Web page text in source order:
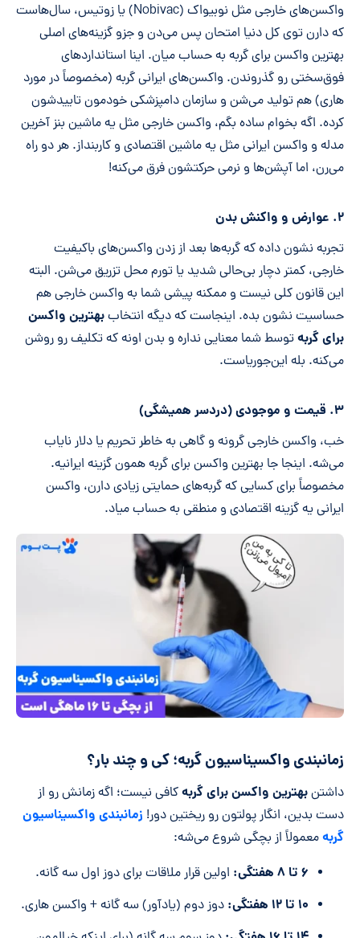
واکسن‌های خارجی مثل نوبیواک (Nobivac) یا زوتیس، سال‌هاست
که دارن توی کل دنیا امتحان پس می‌دن و جزو گزینه‌های اصلی
بهترین واکسن برای گربه به حساب میان. اینا استانداردهای
فوق‌سختی رو گذروندن. واکسن‌های ایرانی گربه (مخصوصاً در مورد
هاری) هم تولید می‌شن و سازمان دامپزشکی خودمون تاییدشون
کرده. اگه بخوام ساده بگم، واکسن خارجی مثل یه ماشین بنز آخرین
مدله و واکسن ایرانی مثل یه ماشین اقتصادی و کاربنداز. هر دو راه
می‌رن، اما آپشن‌ها و نرمی حرکتشون فرق می‌کنه!
۲. عوارض و واکنش بدن
تجربه نشون داده که گربه‌ها بعد از زدن واکسن‌های باکیفیت
خارجی، کمتر دچار بی‌حالی شدید یا تورم محل تزریق می‌شن. البته
این قانون کلی نیست و ممکنه پیشی شما به واکسن خارجی هم
حساسیت نشون بده. اینجاست که دیگه انتخاببهترین واکسن
برای گربهتوسط شما معنایی نداره و بدن اونه که تکلیف رو روشن
می‌کنه. بله این‌جوریاست.
۳. قیمت و موجودی (دردسر همیشگی)
خب، واکسن خارجی گرونه و گاهی به خاطر تحریم یا دلار نایاب
می‌شه. اینجا جا بهترین واکسن برای گربه همون گزینه ایرانیه.
مخصوصاً برای کسایی که گربه‌های حمایتی زیادی دارن، واکسن
ایرانی یه گزینه اقتصادی و منطقی به حساب میاد.
زمانبندی واکسیناسیون گربه؛ کی و چند بار؟
داشتنبهترین واکسن برای گربهکافی نیست؛ اگه زمانش رو از
دست بدین، انگار پولتون رو ریختین دور! زمانبندی واکسیناسیون
گربهمعمولاً از بچگی شروع می‌شه:
۶ تا ۸ هفتگی: اولین قرار ملاقات برای دوز اول سه گانه.
۱۰ تا ۱۲ هفتگی: دوز دوم (یادآور) سه گانه + واکسن هاری.